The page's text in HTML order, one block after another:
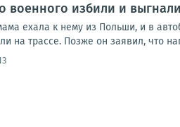
военного избили и
ехала к нему из Польши, и в
на трассе. Позже он заявил, что